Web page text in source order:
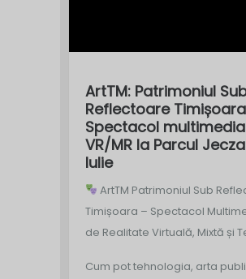
ArtTM: Patrimoniul
Reflectoare
Spectacol multimedia
VR/MR la Parcul
Iulie
ArtTM Patrimoniul Sub
Timișoara – Spectacol
de Realitate Virtuală, Mixtă și
Cum pot tehnologia, arta